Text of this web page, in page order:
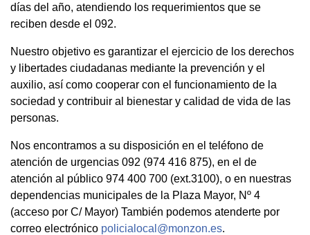
días del año, atendiendo los requerimientos que se
reciben desde el 092.
Nuestro objetivo es garantizar el ejercicio de los derechos
y libertades ciudadanas mediante la prevención y el
auxilio, así como cooperar con el funcionamiento de la
sociedad y contribuir al bienestar y calidad de vida de las
personas.
Nos encontramos a su disposición en el teléfono de
atención de urgencias 092 (974 416 875), en el de
atención al público 974 400 700 (ext.3100), o en nuestras
dependencias municipales de la Plaza Mayor, Nº 4
(acceso por C/ Mayor) También podemos atenderte por
correo electrónico policialocal@monzon.es.